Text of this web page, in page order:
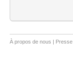
À propos de nous | Presse